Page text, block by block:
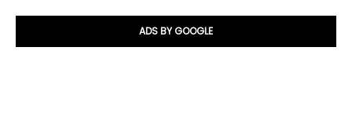
ADS BY GOOGLE